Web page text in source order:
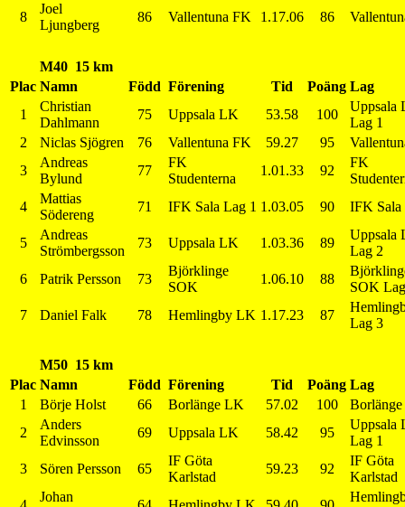
8
Joel
Ljungberg
86 Vallentuna FK 1.17.06 86
M40 15 km
Plac Namn Född Förening Tid Poäng Lag
1
Christian
Dahlmann
75 Uppsala LK 53.58 100
Uppsala
Lag 1
2
Niclas Sjögren 76 Vallentuna FK 59.27 95
3
Andreas
Bylund
77
FK
Studenterna
1.01.33 92
FK
4
Mattias
Södereng
71 IFK Sala Lag 1 1.03.05 90 IFK Sala
5
Andreas
Strömbergsson
73 Uppsala LK 1.03.36 89
Uppsala
Lag 2
6
Patrik Persson 73
Björklinge
SOK
1.06.10 88
SOK
7
Daniel Falk 78 Hemlingby LK 1.17.23 87
Lag 3
M50 15 km
Plac Namn Född Förening Tid Poäng Lag
1
Börje Holst 66 Borlänge LK 57.02 100
2
Anders
Edvinsson
69 Uppsala LK 58.42 95
Uppsala
Lag 1
3
Sören Persson 65
IF Göta
Karlstad
59.23 92
IF Göta
Karlstad
Johan